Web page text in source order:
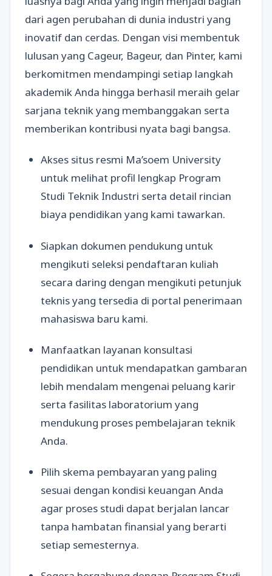
dari agen perubahan di dunia industri yang
inovatif dan cerdas. Dengan visi membentuk
lulusan yang Cageur, Bageur, dan Pinter, kami
berkomitmen mendampingi setiap langkah
akademik Anda hingga berhasil meraih gelar
sarjana teknik yang membanggakan serta
memberikan kontribusi nyata bagi bangsa.
Akses situs resmi Ma’soem University
untuk melihat profil lengkap Program
Studi Teknik Industri serta detail rincian
biaya pendidikan yang kami tawarkan.
Siapkan dokumen pendukung untuk
mengikuti seleksi pendaftaran kuliah
secara daring dengan mengikuti petunjuk
teknis yang tersedia di portal penerimaan
mahasiswa baru kami.
Manfaatkan layanan konsultasi
pendidikan untuk mendapatkan gambaran
lebih mendalam mengenai peluang karir
serta fasilitas laboratorium yang
mendukung proses pembelajaran teknik
Anda.
Pilih skema pembayaran yang paling
sesuai dengan kondisi keuangan Anda
agar proses studi dapat berjalan lancar
tanpa hambatan finansial yang berarti
setiap semesternya.